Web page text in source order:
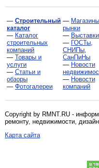
— Строительный
каталог
— Каталог
строительных
компаний
— Товары и
услуги
— Статьи и
обзоры
— Фотогалереи
—
рынки
— Выставки
— ГОСТы,
СНИПы,
СанПиНы
— Новости
— Новости
компаний
Copyright by RMNT.RU -
ремонту, недвижимости,
Карта сайта